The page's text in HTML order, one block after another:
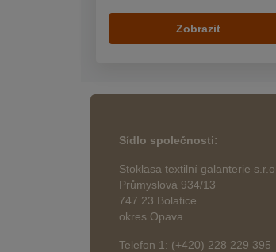
Zobrazit
Sídlo společnosti:
Stoklasa textilní galanterie
Průmyslová 934/13
747 23 Bolatice
okres Opava
Telefon 1: (+420) 228 229 395